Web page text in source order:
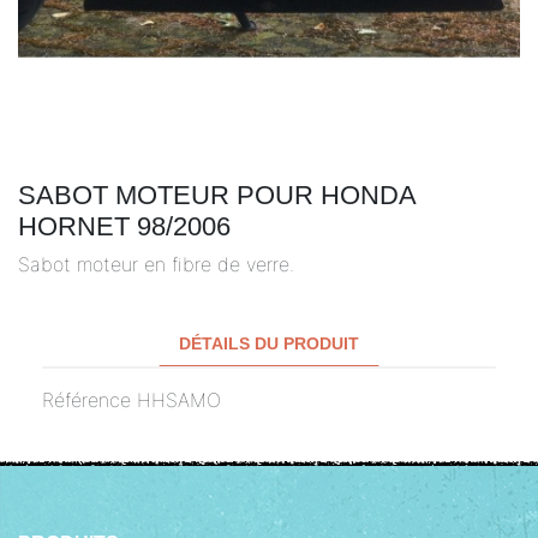
SABOT MOTEUR POUR HONDA
HORNET 98/2006
Sabot moteur en fibre de verre.
DÉTAILS DU PRODUIT
Référence HHSAMO